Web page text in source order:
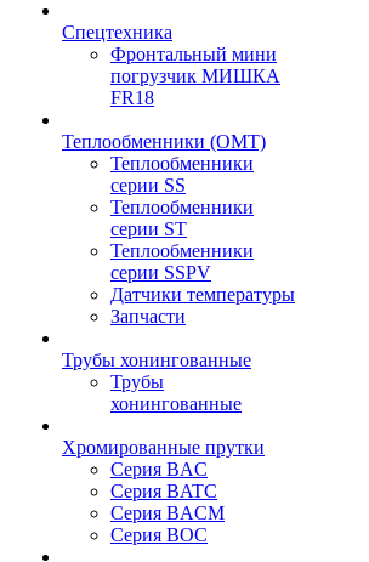
Спецтехника
Фронтальный мини
погрузчик МИШКА
FR18
Теплообменники (OMT)
Теплообменники
серии SS
Теплообменники
серии ST
Теплообменники
серии SSPV
Датчики температуры
Запчасти
Трубы хонингованные
Трубы
хонингованные
Хромированные прутки
Серия BAC
Серия BATC
Серия BACM
Серия BOC